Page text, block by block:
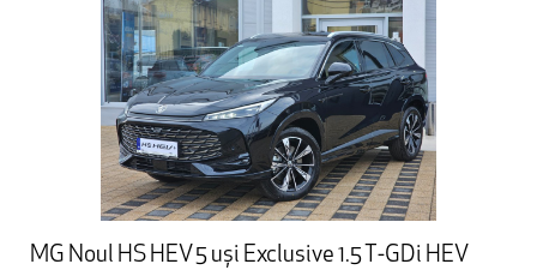
MG Noul HS HEV 5 uși Exclusive 1.5 T-GDi HEV